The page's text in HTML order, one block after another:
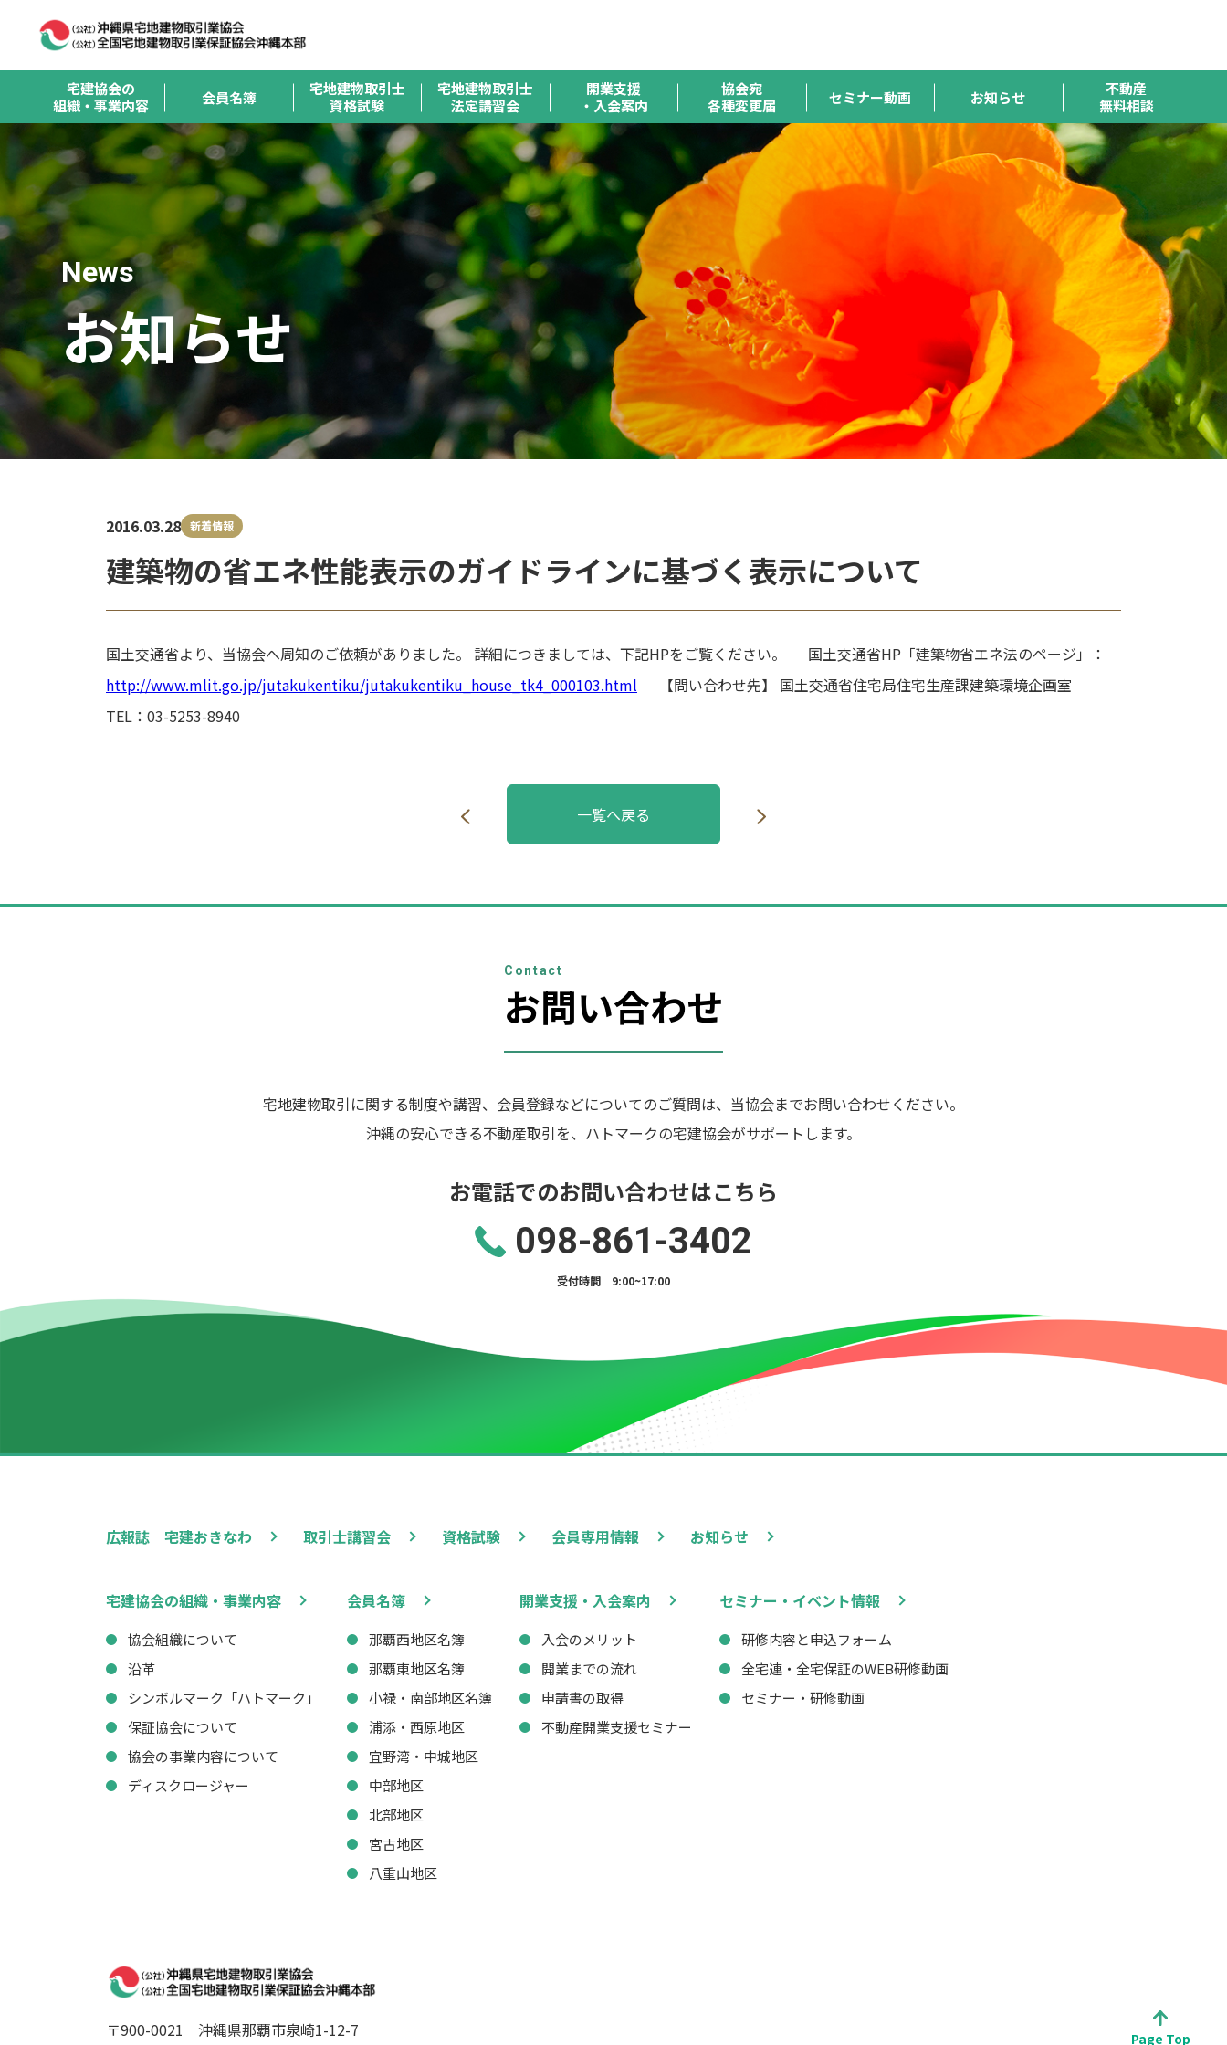
宅建協会の
組織・事業内容
会員名簿
宅地建物取引士
資格試験
宅地建物取引士
法定講習会
開業支援
・入会案内
協会宛
各種変更届
セミナー動画 お知らせ
不動産
無料相談
News
お知らせ
建築物の省エネ性能表示のガイドラインに基づく表示について
2016.03.28 新着情報
国土交通省より、当協会へ周知のご依頼がありました。 詳細につきましては、下記HPをご覧ください。 国土交通省HP「建築物省エネ法のページ」：
http://www.mlit.go.jp/jutakukentiku/jutakukentiku_house_tk4_000103.html 【問い合わせ先】 国土交通省住宅局住宅生産課建築環境企画室
TEL：03-5253-8940
ー
一覧へ戻る
Contact
お問い合わせ
宅地建物取引に関する制度や講習、会員登録などについてのご質問は、当協会までお問い合わせください。
沖縄の安心できる不動産取引を、ハトマークの宅建協会がサポートします。
お電話でのお問い合わせはこちら
098-861-3402
受付時間 9:00~17:00
広報誌 宅建おきなわ 取引士講習会 資格試験 会員専用情報 お知らせ
宅建協会の組織・事業内容
協会組織について
沿革
シンボルマーク「ハトマーク」
保証協会について
協会の事業内容について
ディスクロージャー
会員名簿
那覇西地区名簿
那覇東地区名簿
小禄・南部地区名簿
浦添・西原地区
宜野湾・中城地区
中部地区
北部地区
宮古地区
八重山地区
開業支援・入会案内
入会のメリット
開業までの流れ
申請書の取得
不動産開業支援セミナー
セミナー・イベント情報
研修内容と申込フォーム
全宅連・全宅保証のWEB研修動画
セミナー・研修動画
〒900-0021 沖縄県那覇市泉崎1-12-7
Page Top